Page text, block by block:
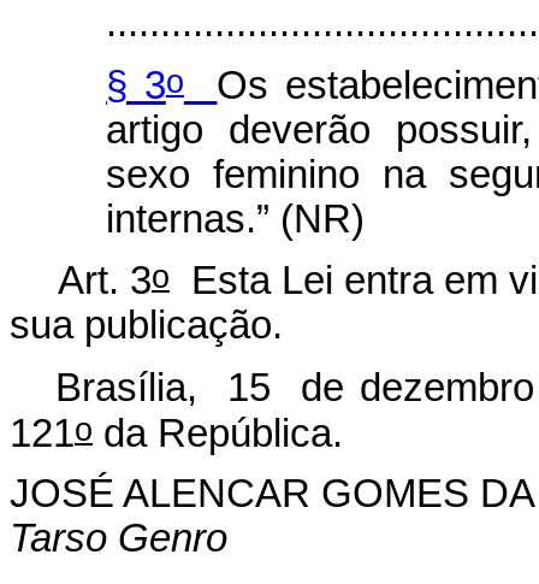
§ 3o
Os
artigo deverão
sexo feminino na
internas.” (NR)
Art. 3o
Esta Lei entra em
sua publicação.
Brasília, 15 de
121o da República.
JOSÉ ALENCAR GOMES
Tarso Genro